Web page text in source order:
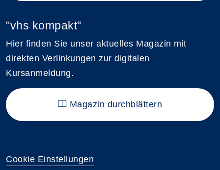
"vhs kompakt"
Hier finden Sie unser aktuelles Magazin mit
direkten Verlinkungen zur digitalen
Kursanmeldung.
Magazin durchblättern
Cookie Einstellungen